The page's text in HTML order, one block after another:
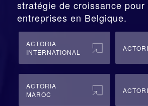
stratégie de croissance pour
entreprises en Belgique.
ACTORIA
INTERNATIONAL
ACTORIA
MAROC